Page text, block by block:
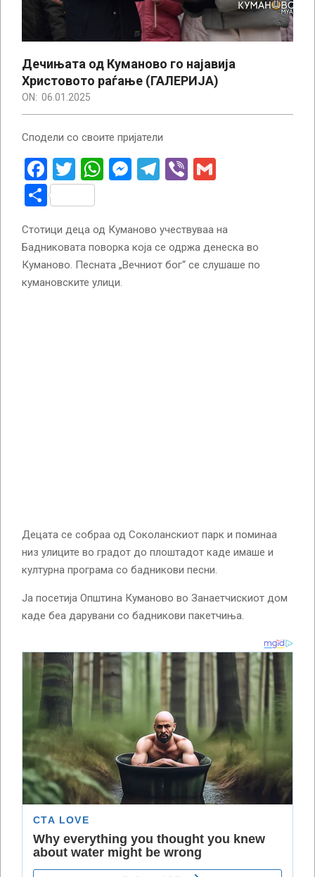
Дечињата од Куманово го најавија
Христовото раѓање (ГАЛЕРИЈА)
ON: 06.01.2025
Сподели со своите пријатели
Facebook
Twitter
WhatsApp
Messenger
Telegram
Viber
Share
Стотици деца од Куманово учествуваа на
Бадниковата поворка која се одржа денеска во
Куманово. Песната „Вечниот бог“ се слушаше по
кумановските улици.
Децата се собраа од Соколанскиот парк и поминаа
низ улиците во градот до плоштадот каде имаше и
културна програма со бадникови песни.
Ја посетија Општина Куманово во Занаетчискиот дом
каде беа дарувани со бадникови пакетчиња.